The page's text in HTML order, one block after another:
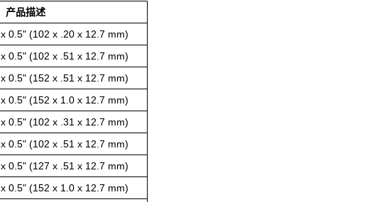
产品描述
0.5" (102 x .20 x 12.7 mm)
0.5" (102 x .51 x 12.7 mm)
0.5" (152 x .51 x 12.7 mm)
0.5" (152 x 1.0 x 12.7 mm)
0.5" (102 x .31 x 12.7 mm)
0.5" (102 x .51 x 12.7 mm)
0.5" (127 x .51 x 12.7 mm)
0.5" (152 x 1.0 x 12.7 mm)